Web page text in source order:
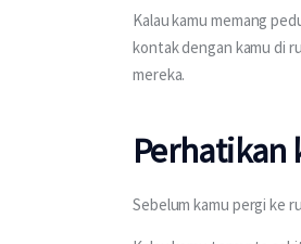
Kalau kamu memang
kontak dengan kamu di
mereka.
Perhatikan
Sebelum kamu pergi ke